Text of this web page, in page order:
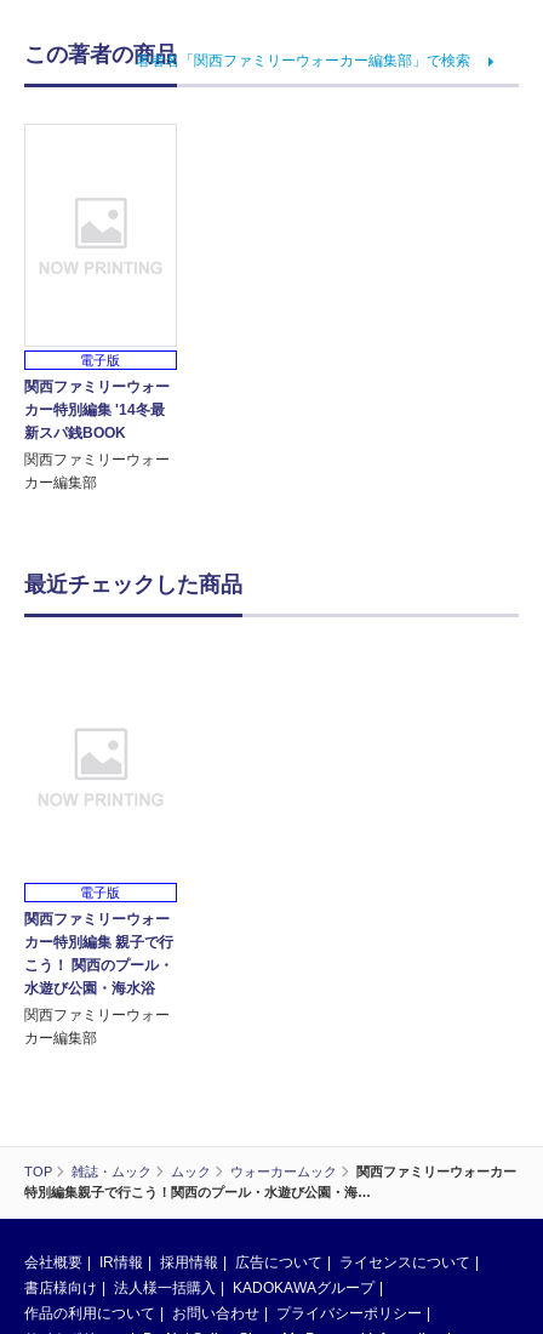
TOP 雑誌・ムック ムック ウォーカームック
関西ファミリーウォーカー
特別編集親子で行こう！関西のプール・水遊び公園・海…
この著者の商品著者名「関西ファミリーウォーカー編集部」で検索
電子版
関西ファミリーウォー
カー特別編集 '14冬最
新スパ銭BOOK
関西ファミリーウォー
カー編集部
最近チェックした商品
電子版
関西ファミリーウォー
カー特別編集 親子で行
こう！ 関西のプール・
水遊び公園・海水浴
関西ファミリーウォー
カー編集部
会社概要 IR情報 採用情報 広告について
ライセンスについて
書店様向け
法人様一括購入
KADOKAWAグループ
作品の利用について
お問い合わせ
プライバシーポリシー